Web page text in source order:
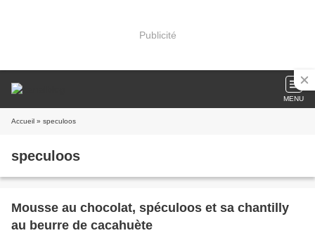
Publicité
MENU
Accueil » speculoos
speculoos
Mousse au chocolat, spéculoos et sa chantilly
au beurre de cacahuète